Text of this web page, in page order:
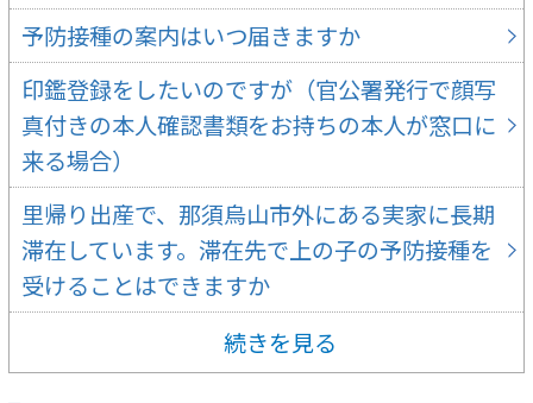
予防接種の案内はいつ届きますか
印鑑登録をしたいのですが（官公署発行で顔写
真付きの本人確認書類をお持ちの本人が窓口に
来る場合）
里帰り出産で、那須烏山市外にある実家に長期
滞在しています。滞在先で上の子の予防接種を
受けることはできますか
続きを見る